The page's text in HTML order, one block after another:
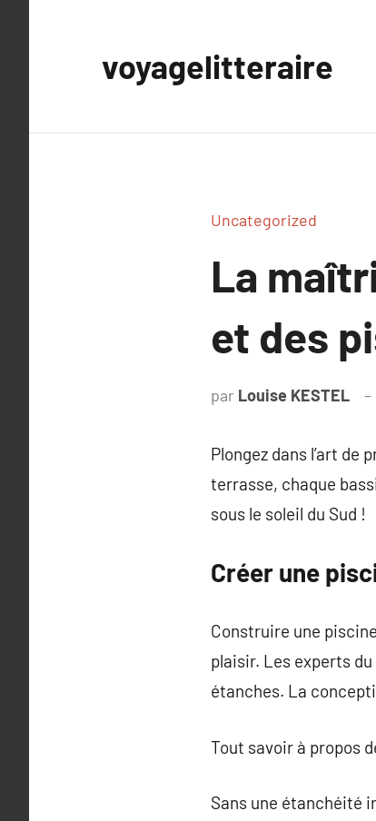
voyagelitteraire
Uncategorized
La
et des
par Louise KESTEL
Plongez dans l’art
terrasse, chaque
sous le soleil du Sud !
Créer une
Construire une
plaisir. Les experts
étanches. La
Tout savoir à propos
Sans une étanchéité